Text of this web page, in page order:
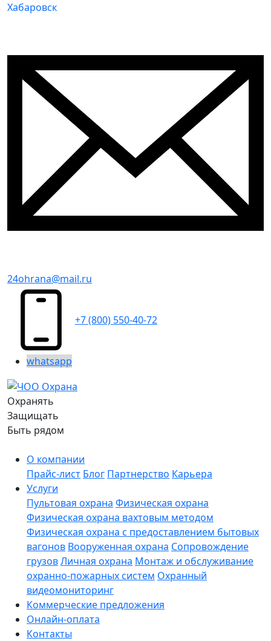
Хабаровск
24ohrana@mail.ru
+7 (800) 550-40-72
whatsapp
Охранять
Защищать
Быть рядом
О компании
Прайс-лист Блог Партнерство Карьера
Услуги
Пультовая охрана Физическая охрана
Физическая охрана вахтовым методом
Физическая охрана с предоставлением бытовых
вагонов Вооруженная охрана Сопровождение
грузовЛичная охрана Монтаж и обслуживание
охранно-пожарных систем Охранный
видеомониторинг
Коммерческие предложения
Онлайн-оплата
Контакты